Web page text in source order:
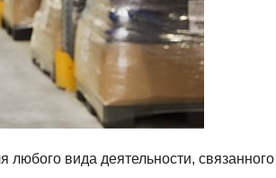
вида деятельности, связанного